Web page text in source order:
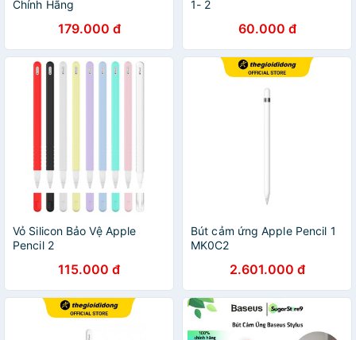
Chính Hãng
179.000 đ
1- 2
60.000 đ
Vỏ Silicon Bảo Vệ Apple
Pencil 2
115.000 đ
Bút cảm ứng Apple Pencil 1
MK0C2
2.601.000 đ